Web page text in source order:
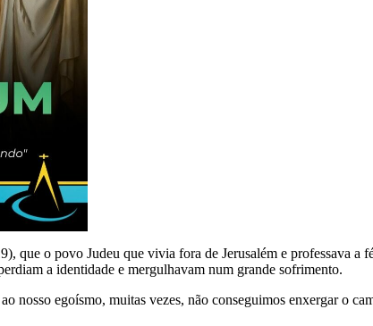
que o povo Judeu que vivia fora de Jerusalém e professava
a identidade e mergulhavam num grande sofrimento.
nosso egoísmo, muitas vezes, não conseguimos enxergar o